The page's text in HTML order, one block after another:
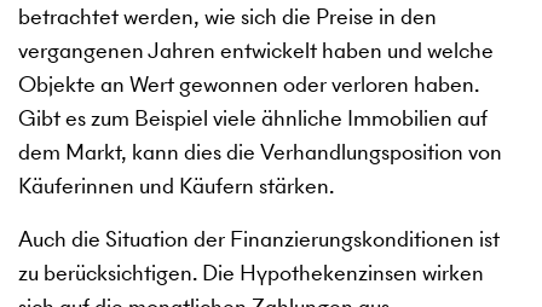
betrachtet werden, wie sich die Preise in den
vergangenen Jahren entwickelt haben und welche
Objekte an Wert gewonnen oder verloren haben.
Gibt es zum Beispiel viele ähnliche Immobilien auf
dem Markt, kann dies die Verhandlungsposition von
Käuferinnen und Käufern stärken.
Auch die Situation der Finanzierungskonditionen ist
zu berücksichtigen. Die Hypothekenzinsen wirken